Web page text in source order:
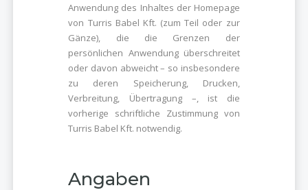
Anwendung des Inhaltes der Homepage
von Turris Babel Kft. (zum Teil oder zur
Gänze), die die Grenzen der
persönlichen Anwendung überschreitet
oder davon abweicht – so insbesondere
zu deren Speicherung, Drucken,
Verbreitung, Übertragung –, ist die
vorherige schriftliche Zustimmung von
Turris Babel Kft. notwendig.
Angaben